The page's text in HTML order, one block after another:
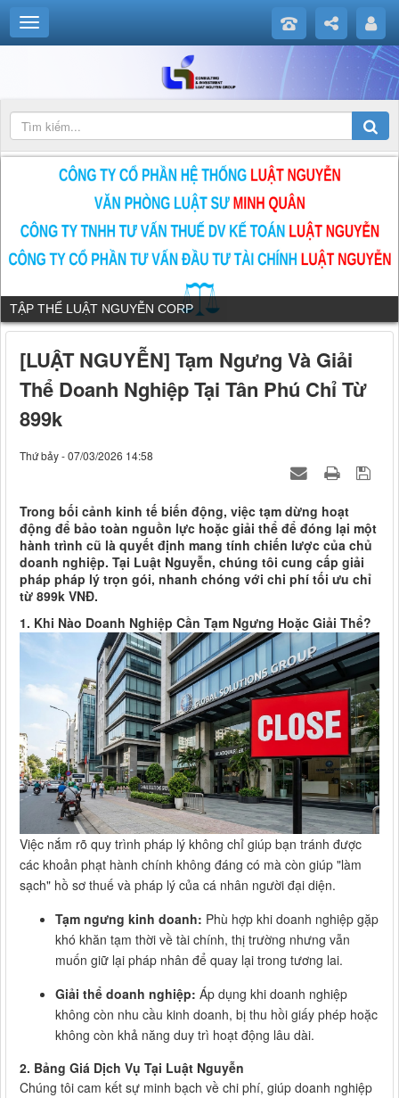
TẬP THỂ LUẬT NGUYỄN CORP
[LUẬT NGUYỄN] Tạm Ngưng Và Giải
Thể Doanh Nghiệp Tại Tân Phú Chỉ Từ
899k
Thứ bảy - 07/03/2026 14:58
Trong bối cảnh kinh tế biến động, việc tạm dừng hoạt
động để bảo toàn nguồn lực hoặc giải thể để đóng lại một
hành trình cũ là quyết định mang tính chiến lược của chủ
doanh nghiệp. Tại Luật Nguyễn, chúng tôi cung cấp giải
pháp pháp lý trọn gói, nhanh chóng với chi phí tối ưu chỉ
từ 899k VNĐ.
1. Khi Nào Doanh Nghiệp Cần Tạm Ngưng Hoặc Giải Thể?
Việc nắm rõ quy trình pháp lý không chỉ giúp bạn tránh được
các khoản phạt hành chính không đáng có mà còn giúp "làm
sạch" hồ sơ thuế và pháp lý của cá nhân người đại diện.
Tạm ngưng kinh doanh: Phù hợp khi doanh nghiệp gặp
khó khăn tạm thời về tài chính, thị trường nhưng vẫn
muốn giữ lại pháp nhân để quay lại trong tương lai.
Giải thể doanh nghiệp: Áp dụng khi doanh nghiệp
không còn nhu cầu kinh doanh, bị thu hồi giấy phép hoặc
không còn khả năng duy trì hoạt động lâu dài.
2. Bảng Giá Dịch Vụ Tại Luật Nguyễn
Chúng tôi cam kết sự minh bạch về chi phí, giúp doanh nghiệp